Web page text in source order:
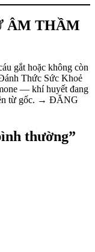
ÂM THẦM
gắt hoặc không còn
Thức Sức Khoẻ
— khí huyết đang
từ gốc. → ĐĂNG
thường”